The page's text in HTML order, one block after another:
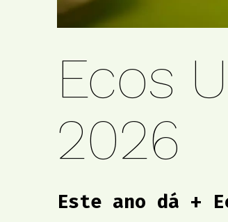
Ecos
2026
Este ano dá +